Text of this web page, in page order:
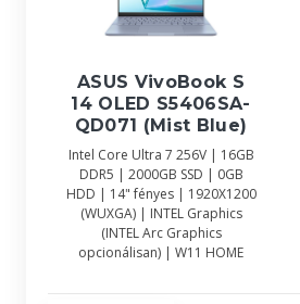
ASUS VivoBook S
14 OLED S5406SA-
QD071 (Mist Blue)
Intel Core Ultra 7 256V | 16GB
DDR5 | 2000GB SSD | 0GB
HDD | 14" fényes | 1920X1200
(WUXGA) | INTEL Graphics
(INTEL Arc Graphics
opcionálisan) | W11 HOME